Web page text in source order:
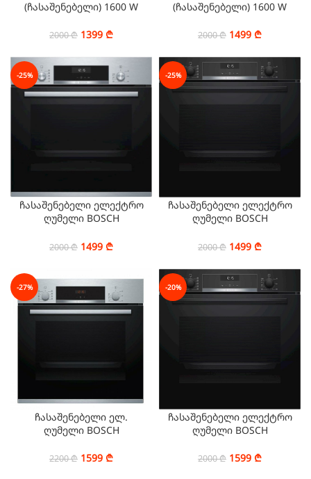
(ჩასაშენებელი) 1600 W
NV68R2340RB/WT
2000₾ 1399 ₾
(ჩასაშენებელი) 1600 W
NV68R5340RB/WT
2000₾ 1499 ₾
-25%
ჩასაშენებელი ელექტრო
ღუმელი BOSCH
2000₾ 1499 ₾
-25%
ჩასაშენებელი ელექტრო
ღუმელი BOSCH
2000₾ 1499 ₾
-27%
ჩასაშენებელი ელ.
ღუმელი BOSCH
2200₾ 1599 ₾
-20%
ჩასაშენებელი ელექტრო
ღუმელი BOSCH
2000₾ 1599 ₾